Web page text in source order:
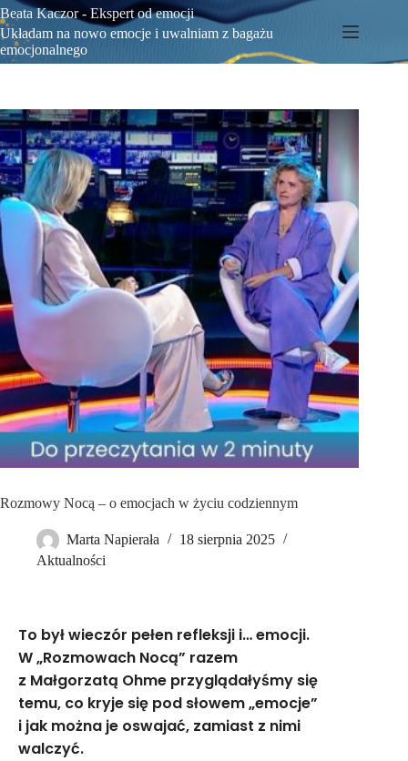
Beata Kaczor - Ekspert od emocji
Układam na nowo emocje i uwalniam z bagażu
emocjonalnego
Rozmowy Nocą – o emocjach w życiu codziennym
Marta Napierała
18 sierpnia 2025
Aktualności
To był wieczór pełen refleksji i… emocji.
W „Rozmowach Nocą” razem
z Małgorzatą Ohme przyglądałyśmy się
temu, co kryje się pod słowem „emocje”
i jak można je oswajać, zamiast z nimi
walczyć.